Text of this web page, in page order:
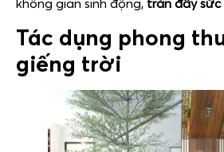
không gian sinh động, tràn đầy sức
Tác dụng phong
giếng trời